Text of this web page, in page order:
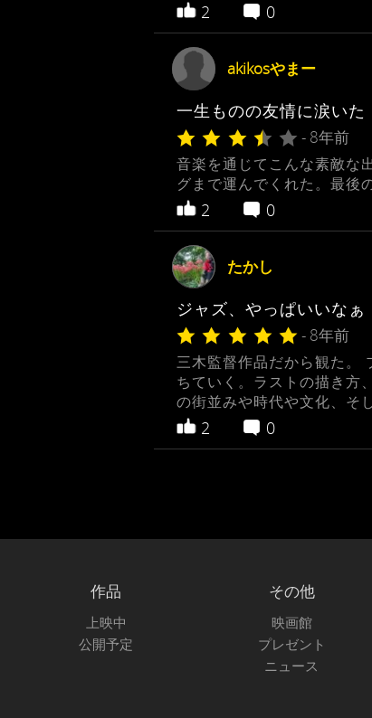
2 0
akikosやまー
一生ものの友情に涙いた
- 8年前
音楽を通じてこんな素敵な
グまで運んでくれた。最後
2 0
たかし
ジャズ、やっぱいいなぁ
- 8年前
三木監督作品だから観た。
ちていく。ラストの描き方
の街並みや時代や文化、そ
2 0
作品
上映中
公開予定
その他
映画館
プレゼント
ニュース